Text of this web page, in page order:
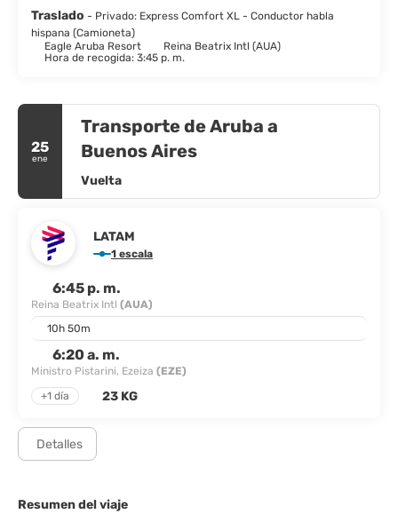
máquinas tragamonedas y juegos de mesa en el casino del hotel
mientras disfrutas de un cóctel tropical y música en vivo.
Traslado - Privado: Express Comfort XL - Conductor habla
hispana (Camioneta)
Eagle Aruba Resort
Reina Beatrix Intl (AUA)
Hora de recogida: 3:45 p. m.
25
ene
Transporte de Aruba a
Buenos Aires
Vuelta
LATAM
1 escala
6:45 p. m.
Reina Beatrix Intl (AUA)
10h 50m
6:20 a. m.
Ministro Pistarini, Ezeiza (EZE)
+1 día
23 KG
Detalles
Resumen del viaje